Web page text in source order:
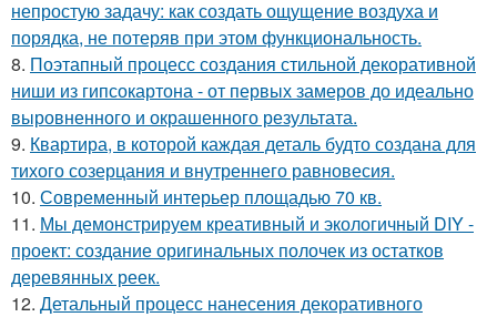
непростую задачу: как создать ощущение воздуха и
порядка, не потеряв при этом функциональность.
8. Поэтапный процесс создания стильной декоративной
ниши из гипсокартона - от первых замеров до идеально
выровненного и окрашенного результата.
9. Квартира, в которой каждая деталь будто создана для
тихого созерцания и внутреннего равновесия.
10. Современный интерьер площадью 70 кв.
11. Мы демонстрируем креативный и экологичный DIY -
проект: создание оригинальных полочек из остатков
деревянных реек.
12. Детальный процесс нанесения декоративного